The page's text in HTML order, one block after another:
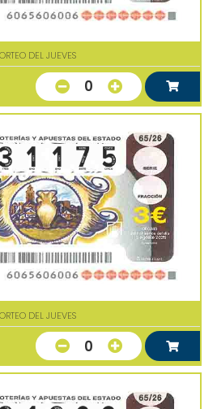
DEL JUEVES
0
DEL JUEVES
0